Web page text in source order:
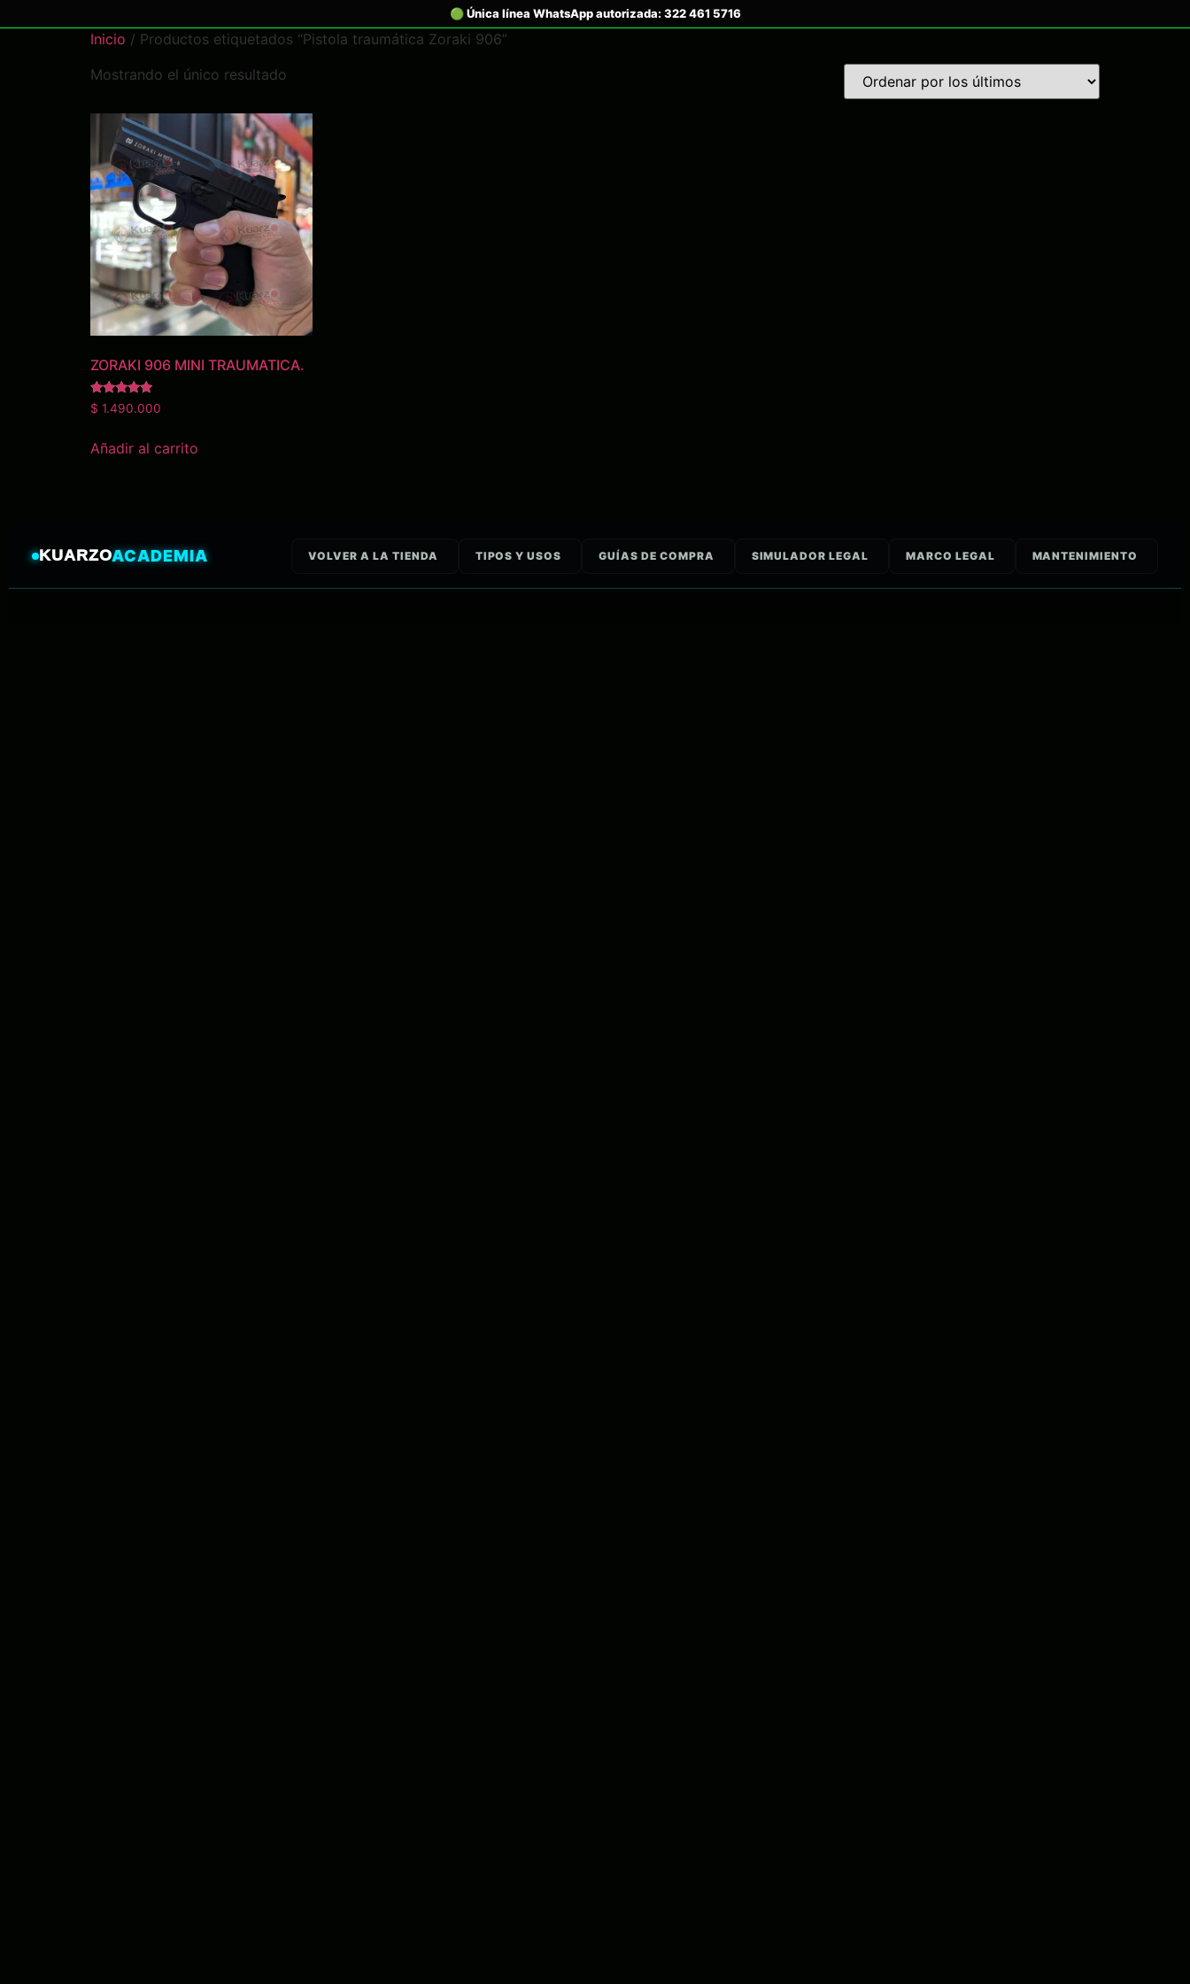
Inicio / Productos etiquetados “Pistola traumática Zoraki 906”
Mostrando el único resultado
ZORAKI 906 MINI TRAUMATICA.
Valorado
con
$ 1.490.000
Añadir al carrito
KUARZOACADEMIA VOLVER A LA TIENDA TIPOS Y USOS GUÍAS DE COMPRA SIMULADOR LEGAL MARCO LEGAL MANTENIMIENTO